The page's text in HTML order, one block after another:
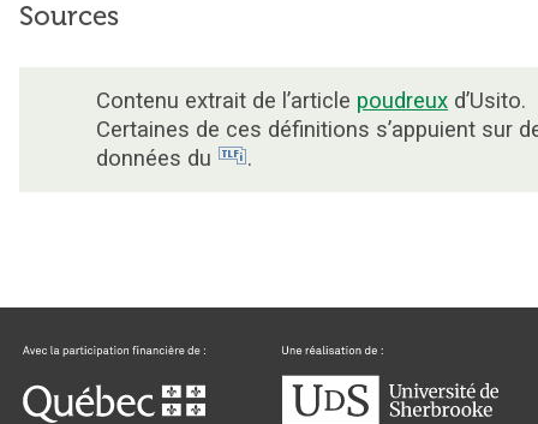
Sources
Contenu extrait de l’article poudreux d’Usito.
Certaines de ces définitions s’appuient sur
données du
.